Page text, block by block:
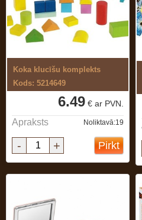
Koka klucīšu komplekts
Kods: 5214649
6.49 € ar PVN.
Apraksts Noliktavā:19
- + Pirkt